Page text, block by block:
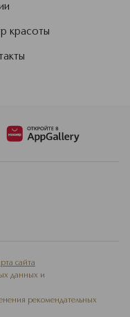
красоты
сайта
данных и
рекомендательных